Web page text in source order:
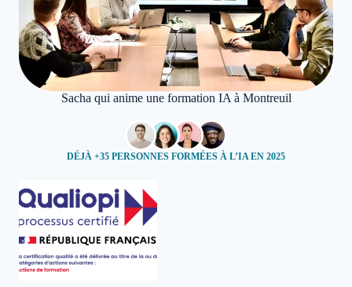
Sacha qui anime une formation IA à Montreuil
DÉJÀ +35 PERSONNES FORMÉES À L’IA EN 2025